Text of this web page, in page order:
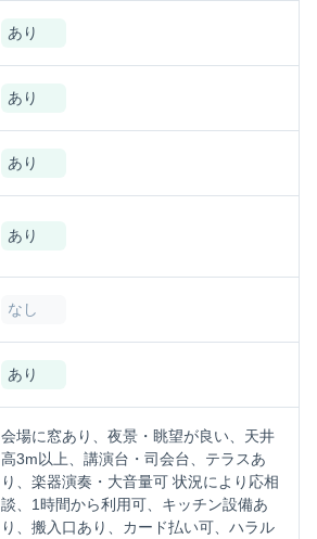
あり
あり
あり
あり
なし
あり
会場に窓あり、夜景・眺望が良い、天井
高3m以上、講演台・司会台、テラスあ
り、楽器演奏・大音量可 状況により応相
談、1時間から利用可、キッチン設備あ
り、搬入口あり、カード払い可、ハラル